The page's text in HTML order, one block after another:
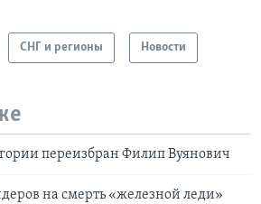
СНГ и регионы Новости
переизбран Филип Вуянович
на смерть «железной леди»